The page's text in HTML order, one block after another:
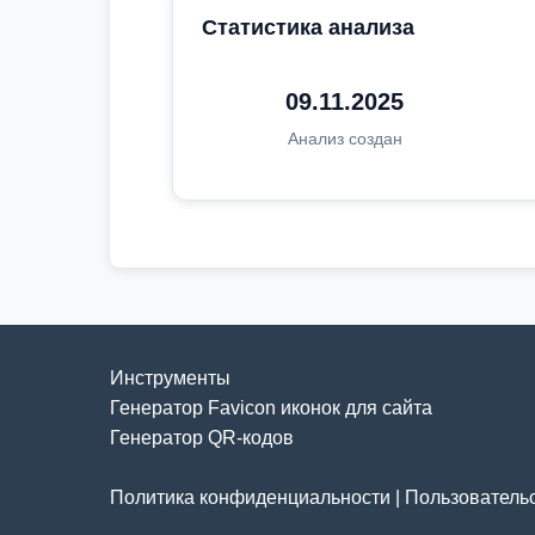
Статистика анализа
09.11.2025
Анализ создан
Инструменты
Генератор Favicon иконок для сайта
Генератор QR-кодов
Политика конфиденциальности